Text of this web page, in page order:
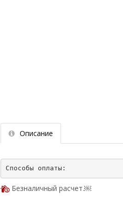
Описание
Безналичный расчет.￼